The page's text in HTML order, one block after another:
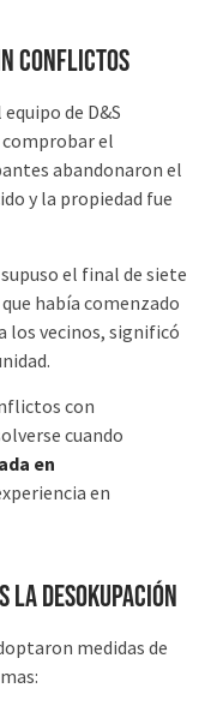
conflictos
de D&S
comprobar el
abandonaron el
y la propiedad fue
el final de siete
había comenzado
los vecinos, significó
con
cuando
en
en
la desokupación
medidas de